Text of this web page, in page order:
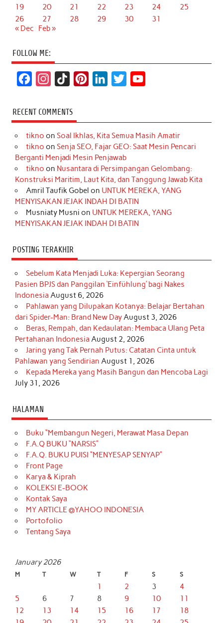
19
20 21 22 23 24
25
26
27 28 29 30
31
« Dec
Feb »
FOLLOW ME:
c
e
b
o
k
s
t
a
r
a
m
k
T
o
k
t
e
r
e
s
t
k
e
d
I
n
t
t
r
T
u
e
RECENT COMMENTS
tikno on Soal Ikhlas, Kita Semua Masih Amatir
tikno on Senja SEO, Fajar GEO: Saat Mesin Pencari
Berganti Menjadi Mesin Penjawab
tikno on Nusantara di Persimpangan Gelombang:
Konstruksi Maritim, Laut Kita, dan Tanggung Jawab Kita
Amril Taufik Gobel on UNTUK MEREKA, YANG
MENYISAKAN JEJAK INDAH DI BATIN
Musniaty Musni on UNTUK MEREKA, YANG
MENYISAKAN JEJAK INDAH DI BATIN
POSTING TERAKHIR
Sebelum Kata Menjadi Luka: Kepergian Seorang
Pasien BPJS dan Panggilan ‘Einfühlung’ bagi Nakes
Indonesia August 6, 2026
Pahlawan yang Dilupakan Kotanya: Belajar Bertahan
dari Spider-Man: Brand New DayAugust 3, 2026
Beras, Rempah, dan Kedaulatan: Membaca Ulang Peta
Pertahanan Indonesia August 2, 2026
Jaring yang Tak Pernah Putus: Catatan Cinta untuk
Pahlawan yang Sendirian August 1, 2026
Kepada Mereka yang Masih Bangun dan Mencoba Lagi
July 31, 2026
HALAMAN
Buku “Membangun Negeri, Merawat Masa Depan
F.A.Q BUKU “NARSIS”
F.A.Q. BUKU PUISI “MENYESAP SENYAP”
Front Page
Karya & Kiprah
KOLEKSI E-BOOK
Kontak Saya
MY ARTICLE @YAHOO INDONESIA
Portofolio
Tentang Saya
January 2026
M T W T F S S
1 2 3
4
5
6 7 8 9 10
11
12
13 14 15 16 17
18